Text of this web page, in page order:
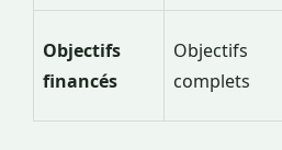
Objectifs
financés
Objectifs
complets